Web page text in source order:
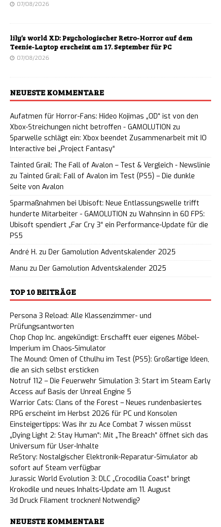
07/08/2026
lily’s world XD: Psychologischer Retro-Horror auf dem
Teenie-Laptop erscheint am 17. September für PC
07/08/2026
NEUESTE KOMMENTARE
Aufatmen für Horror-Fans: Hideo Kojimas „OD“ ist von den
Xbox-Streichungen nicht betroffen - GAMOLUTION zu
Sparwelle schlägt ein: Xbox beendet Zusammenarbeit mit IO
Interactive bei „Project Fantasy“
Tainted Grail: The Fall of Avalon – Test & Vergleich - Newslinie
zu Tainted Grail: Fall of Avalon im Test (PS5) – Die dunkle
Seite von Avalon
Sparmaßnahmen bei Ubisoft: Neue Entlassungswelle trifft
hunderte Mitarbeiter - GAMOLUTION zu Wahnsinn in 60 FPS:
Ubisoft spendiert „Far Cry 3“ ein Performance-Update für die
PS5
André H. zu Der Gamolution Adventskalender 2025
Manu zu Der Gamolution Adventskalender 2025
TOP 10 BEITRÄGE
Persona 3 Reload: Alle Klassenzimmer- und
Prüfungsantworten
Chop Chop Inc. angekündigt: Erschafft euer eigenes Möbel-
Imperium im Chaos-Simulator
The Mound: Omen of Cthulhu im Test (PS5): Großartige Ideen,
die an sich selbst ersticken
Notruf 112 – Die Feuerwehr Simulation 3: Start im Steam Early
Access auf Basis der Unreal Engine 5
Warrior Cats: Clans of the Forest – Neues rundenbasiertes
RPG erscheint im Herbst 2026 für PC und Konsolen
Einsteigertipps: Was ihr zu Ace Combat 7 wissen müsst
„Dying Light 2: Stay Human“: Mit „The Breach“ öffnet sich das
Universum für User-Inhalte
ReStory: Nostalgischer Elektronik-Reparatur-Simulator ab
sofort auf Steam verfügbar
Jurassic World Evolution 3: DLC „Crocodilia Coast“ bringt
Krokodile und neues Inhalts-Update am 11. August
3d Druck Filament trocknen! Notwendig?
NEUESTE KOMMENTARE